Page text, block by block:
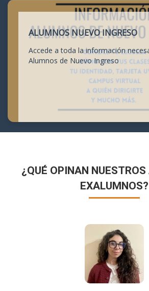
ALUMNOS NUEVO INGRESO
Accede a toda la información
Alumnos de Nuevo Ingreso
¿QUÉ OPINAN
EXALUMNOS?